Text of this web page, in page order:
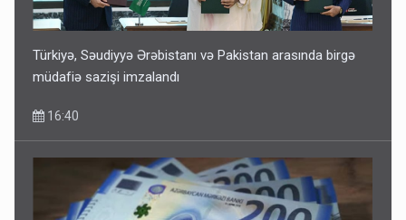
Türkiyə, Səudiyyə Ərəbistanı və Pakistan arasında birgə
müdafiə sazişi imzalandı
16:40